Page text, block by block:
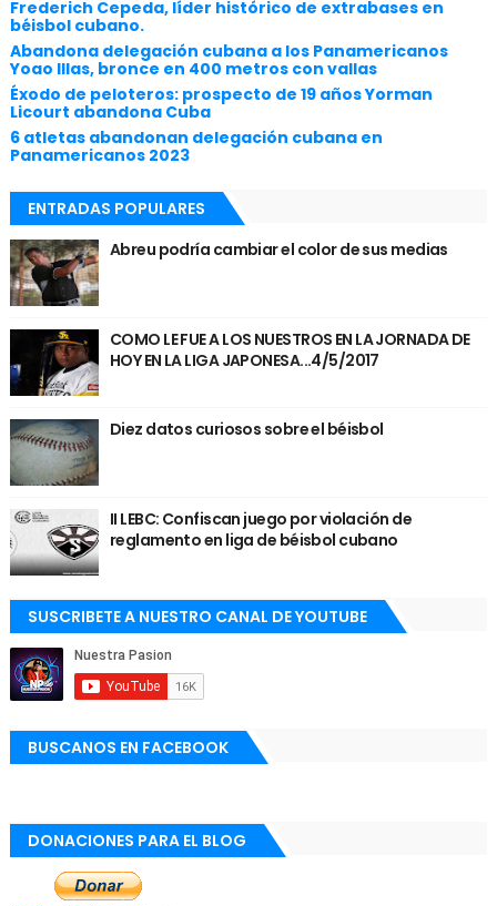
Frederich Cepeda, líder histórico de extrabases en
béisbol cubano.
Abandona delegación cubana a los Panamericanos
Yoao Illas, bronce en 400 metros con vallas
Éxodo de peloteros: prospecto de 19 años Yorman
Licourt abandona Cuba
6 atletas abandonan delegación cubana en
Panamericanos 2023
ENTRADAS POPULARES
Abreu podría cambiar el color de sus medias
COMO LE FUE A LOS NUESTROS EN LA JORNADA DE
HOY EN LA LIGA JAPONESA...4/5/2017
Diez datos curiosos sobre el béisbol
II LEBC: Confiscan juego por violación de
reglamento en liga de béisbol cubano
SUSCRIBETE A NUESTRO CANAL DE YOUTUBE
BUSCANOS EN FACEBOOK
DONACIONES PARA EL BLOG